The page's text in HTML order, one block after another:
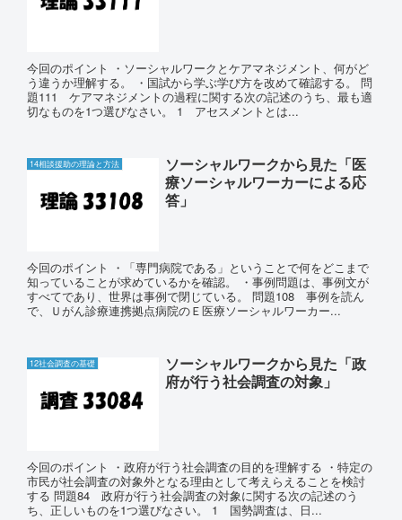
今回のポイント ・ソーシャルワークとケアマネジメント、何がど
う違うか理解する。 ・国試から学ぶ学び方を改めて確認する。 問
題111 ケアマネジメントの過程に関する次の記述のうち、最も適
切なものを1つ選びなさい。 1 アセスメントとは...
14相談援助の理論と方法
ソーシャルワークから見た「医
療ソーシャルワーカーによる応
答」
今回のポイント ・「専門病院である」ということで何をどこまで
知っていることが求めているかを確認。 ・事例問題は、事例文が
すべてであり、世界は事例で閉じている。 問題108 事例を読ん
で、Ｕがん診療連携拠点病院のＥ医療ソーシャルワーカー...
12社会調査の基礎
ソーシャルワークから見た「政
府が行う社会調査の対象」
今回のポイント ・政府が行う社会調査の目的を理解する ・特定の
市民が社会調査の対象外となる理由として考えらえることを検討
する 問題84 政府が行う社会調査の対象に関する次の記述のう
ち、正しいものを1つ選びなさい。 1 国勢調査は、日...